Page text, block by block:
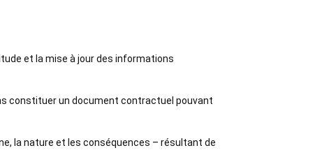
et la mise à jour des informations
constituer un document contractuel pouvant
la nature et les conséquences – résultant de